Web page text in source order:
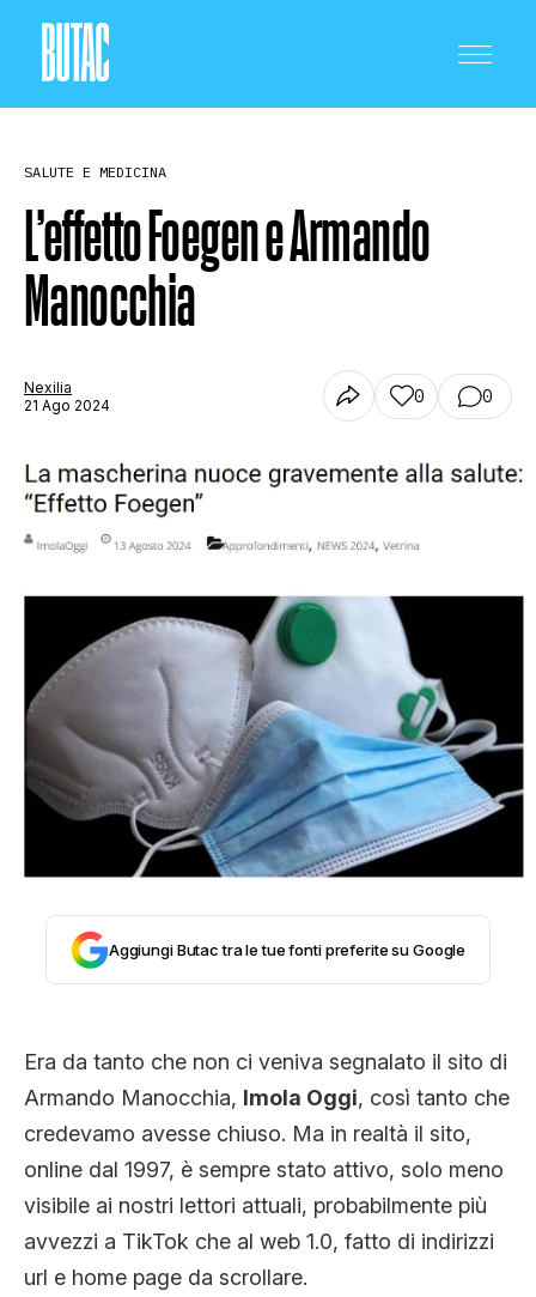
CRONACA E POLITICA
SCIENZA E TECNOLOGIA
SALUTE E MEDICINA
INTRATTENIMENTO
COMPLOTTI, LEGGENDE URBANE ED
EVERGREEN
EDITORIALI
CLIMA ED ENERGIA
CHI SIAMO
SALUTE E MEDICINA
L’effetto Foegen e Armando
Manocchia
Nexilia
21 Ago 2024
0 0
Aggiungi Butac tra le tue fonti preferite su Google
Era da tanto che non ci veniva segnalato il sito di
Armando Manocchia, Imola Oggi, così tanto che
credevamo avesse chiuso. Ma in realtà il sito,
online dal 1997, è sempre stato attivo, solo meno
visibile ai nostri lettori attuali, probabilmente più
avvezzi a TikTok che al web 1.0, fatto di indirizzi
url e home page da scrollare.